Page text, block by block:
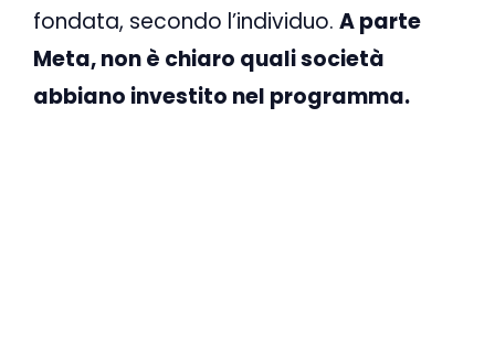
fondata, secondo l’individuo. A parte
Meta, non è chiaro quali società
abbiano investito nel programma.